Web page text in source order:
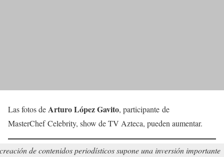
Las fotos deArturo López Gavito, participante de
MasterChef Celebrity, show de TV Azteca, pueden aumentar.
de contenidos periodísticos supone una inversión importante